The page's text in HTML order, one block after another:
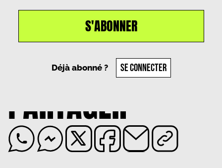
S'ABONNER
Déjà abonné ? SE CONNECTER
Pauline Ciraci, le
PARTAGER